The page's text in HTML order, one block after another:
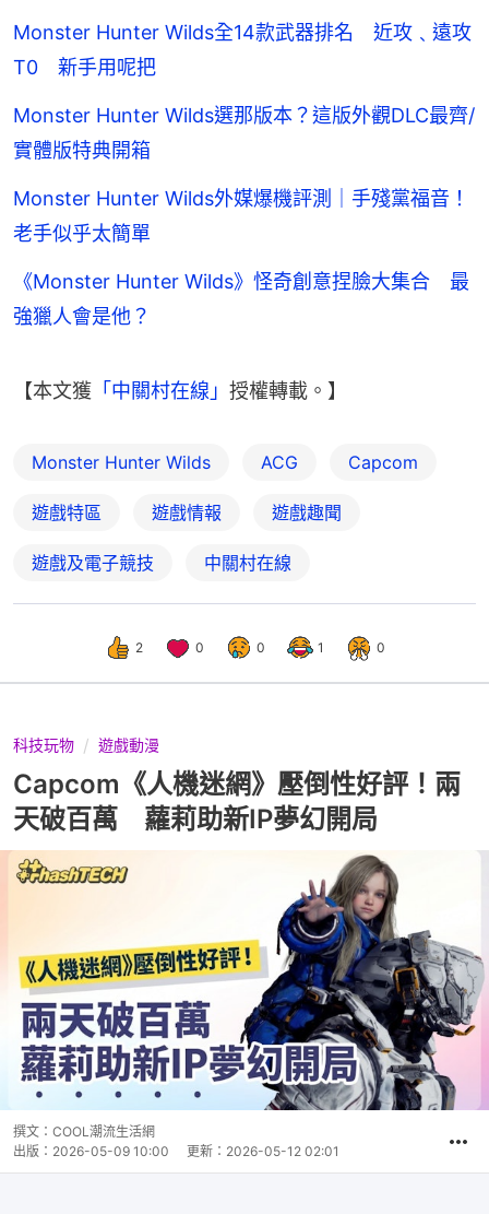
Monster Hunter Wilds全14款武器排名 近攻﹑遠攻
T0 新手用呢把
Monster Hunter Wilds選那版本？這版外觀DLC最齊/
實體版特典開箱
Monster Hunter Wilds外媒爆機評測｜手殘黨福音！
老手似乎太簡單
《Monster Hunter Wilds》怪奇創意捏臉大集合 最
強獵人會是他？
【本文獲 「中關村在線」 授權轉載。】
Monster Hunter Wilds ACG Capcom
遊戲特區 遊戲情報 遊戲趣聞
遊戲及電子競技 中關村在線
2 0 0 1 0
科技玩物 遊戲動漫
Capcom《人機迷網》壓倒性好評！兩
天破百萬 蘿莉助新IP夢幻開局
撰文： COOL潮流生活網
出版： 2026-05-09 10:00 更新： 2026-05-12 02:01